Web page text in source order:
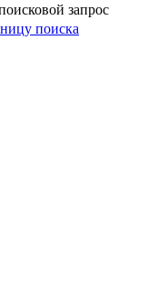
запрос
поиска